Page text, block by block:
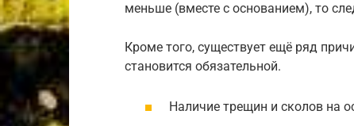
меньше (вместе с основанием), то
Кроме того, существует ещё ряд
становится обязательной.
Наличие трещин и сколов на